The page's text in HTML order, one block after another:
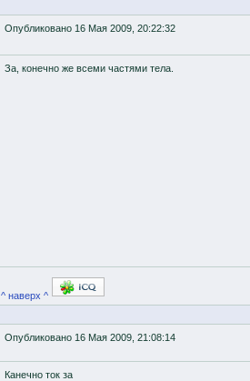
Опубликовано 16 Мая 2009, 20:22:32
За, конечно же всеми частями тела.
^ наверх ^
Опубликовано 16 Мая 2009, 21:08:14
Канечно ток за